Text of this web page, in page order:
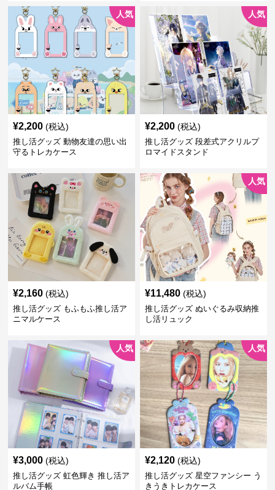
人気
¥2,200 (税込)
推し活グッズ 動物友達の思い出
守るトレカケース
人気
¥2,200 (税込)
推し活グッズ 段差式アクリルプ
ロマイドスタンド
¥2,160 (税込)
推し活グッズ もふもふ推し活ア
ニマルケース
人気
¥11,480 (税込)
推し活グッズ ぬいぐるみ収納推
し活リュック
人気
¥3,000 (税込)
推し活グッズ 虹色輝き 推し活ア
ルバム手帳
人気
¥2,120 (税込)
推し活グッズ 星空ファンシー う
きうきトレカケース